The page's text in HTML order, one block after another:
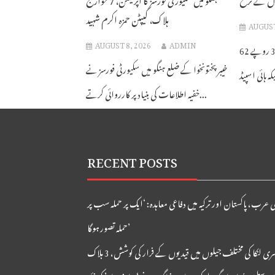
ہلاک، کیپٹن حمزہ اکرم شہید
AUGUST 8, 2026 ADMIN
خیبر پختونخوا کے ضلع ہنگو میں سکیورٹی فورسز نے
خفیہ اطلاعات کی بنیاد پر کارروائی کرتے...
پاکستان میں آج پیٹرول کی قیمت 327 روپے 62
RECENT POSTS
پاکستان اور ترکیہ میں دفاعی معاہدہ: ‘ایک پر حملہ سب پر
حملہ تصور ہوگا’
لنکا کی مختلف جیلوں میں قیدیوں کے فرار کی کوشش، 3 ہلاک